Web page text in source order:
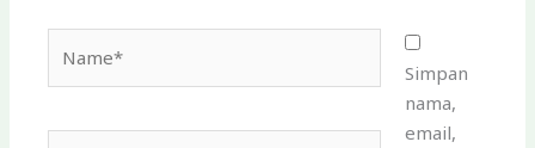
Simpan
nama,
email,